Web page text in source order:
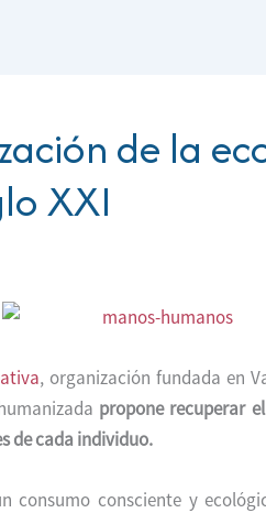
de la
XXI
, organización fundada en
propone recuperar
de cada individuo.
consumo consciente y